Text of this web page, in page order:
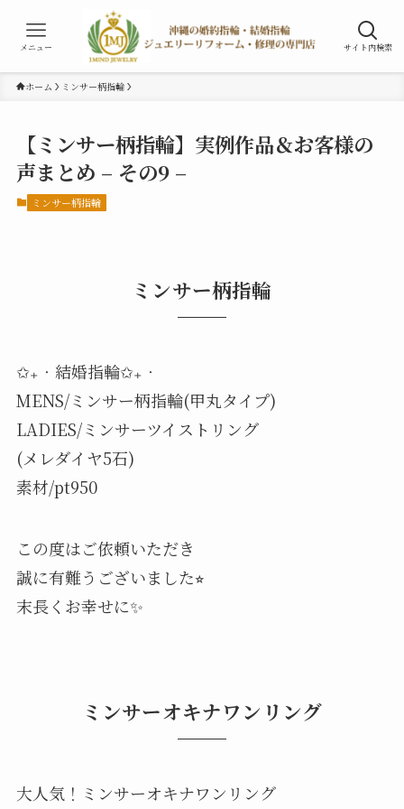
サイト内検索
メニュー
ホーム ミンサー柄指輪
【ミンサー柄指輪】実例作品＆お客様の
声まとめ – その9 –
ミンサー柄指輪
ミンサー柄指輪
✩₊‧結婚指輪✩₊‧
MENS/ミンサー柄指輪(甲丸タイプ)
LADIES/ミンサーツイストリング
(メレダイヤ5石)
素材/pt950
この度はご依頼いただき
誠に有難うございました⭐︎
末長くお幸せに✨
ミンサーオキナワンリング
大人気！ミンサーオキナワンリング